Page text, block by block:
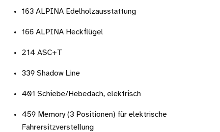
163 ALPINA Edelholzausstattung
166 ALPINA Heckflügel
214 ASC+T
339 Shadow Line
401 Schiebe/Hebedach, elektrisch
459 Memory (3 Positionen) für elektrische
Fahrersitzverstellung